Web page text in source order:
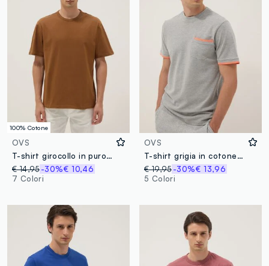
100% Cotone
OVS
T-shirt girocollo in puro cotone marrone relaxed fit
€ 14,95-30%€ 10,46
7 Colori
OVS
T-shirt grigia in cotone elasticizzato con taschino
€ 19,95 -30%€ 13,96
5 Colori